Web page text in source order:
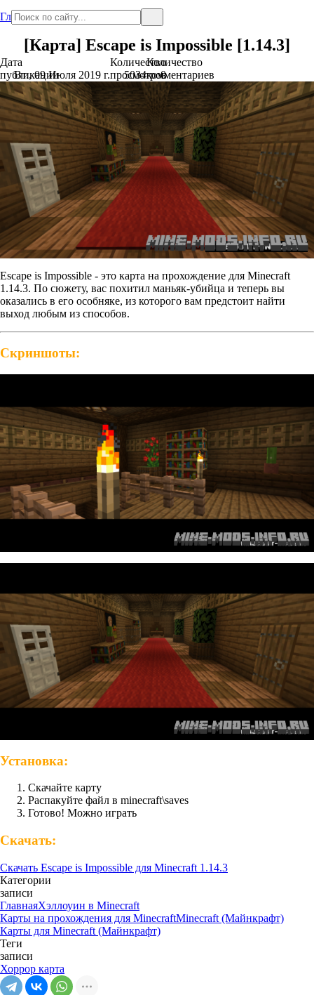
Главная
[Карта] Escape is Impossible [1.14.3]
Дата
публикации
Вт., 09 Июля 2019 г.
Количество
просмотров
5034
Количество
комментариев
0
Escape is Impossible - это карта на прохождение для Minecraft
1.14.3. По сюжету, вас похитил маньяк-убийца и теперь вы
оказались в его особняке, из которого вам предстоит найти
выход любым из способов.
Скриншоты:
Установка:
Скачайте карту
Распакуйте файл в minecraft\saves
Готово! Можно играть
Скачать:
Скачать Escape is Impossible для Minecraft 1.14.3
Категории
записи
ГлавнаяХэллоуин в Minecraft
Карты на прохождения для MinecraftMinecraft (Майнкрафт)
Карты для Minecraft (Майнкрафт)
Теги
записи
Хоррор карта